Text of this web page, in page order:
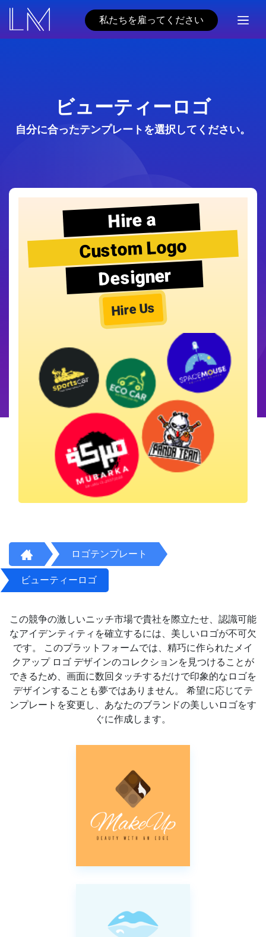
私たちを雇ってください
ビューティーロゴ
自分に合ったテンプレートを選択してください。
Hire a
Custom Logo
Designer
Hire Us
ロゴテンプレート
ビューティーロゴ
この競争の激しいニッチ市場で貴社を際立たせ、認識可能
なアイデンティティを確立するには、美しいロゴが不可欠
です。 このプラットフォームでは、精巧に作られたメイ
クアップ ロゴ デザインのコレクションを見つけることが
できるため、画面に数回タッチするだけで印象的なロゴを
デザインすることも夢ではありません。 希望に応じてテ
ンプレートを変更し、あなたのブランドの美しいロゴをす
ぐに作成します。